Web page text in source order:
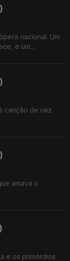
nacional. Um
e um
canção de raiz
amava o
e os primórdios